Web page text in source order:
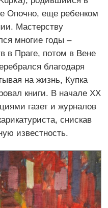
Опочно, еще ребенком
Мастерству
многие годы –
в Праге, потом в Вене
благодаря
на жизнь, Купка
книги. В начале ХХ
газет и журналов
снискав
известность.